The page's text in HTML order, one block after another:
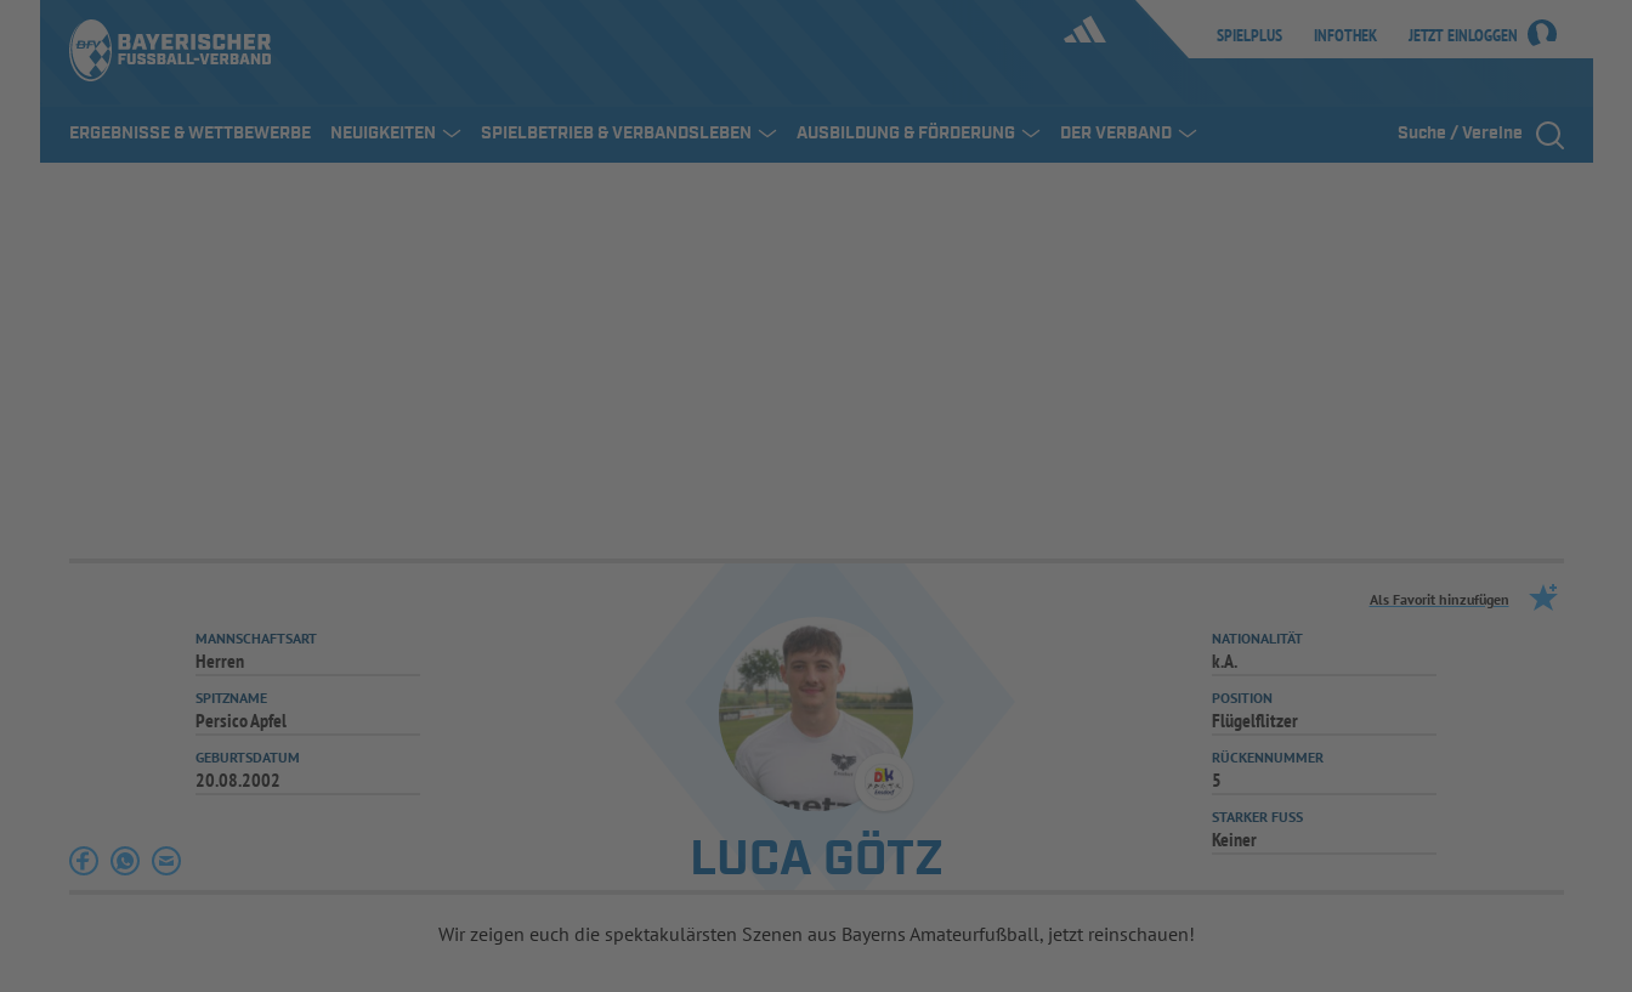
SPIELPLUS INFOTHEK JETZT EINLOGGEN
ERGEBNISSE & WETTBEWERBE NEUIGKEITEN SPIELBETRIEB & VERBANDSLEBEN AUSBILDUNG & FÖRDERUNG DER VERBAND Suche / Vereine
Als Favorit hinzufügen
LUCA GÖTZ
MANNSCHAFTSART
Herren
SPITZNAME
Persico Apfel
GEBURTSDATUM
20.08.2002
NATIONALITÄT
k.A.
POSITION
Flügelflitzer
RÜCKENNUMMER
5
STARKER FUSS
Keiner
Wir zeigen euch die spektakulärsten Szenen aus Bayerns Amateurfußball, jetzt reinschauen!